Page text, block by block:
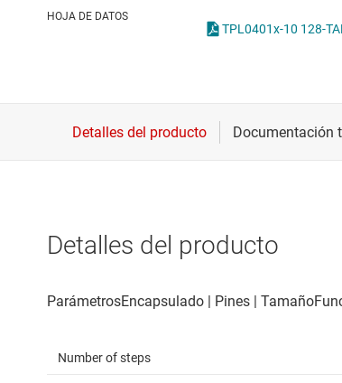
Interfaz
HOJA DE DATOS
Detalles del producto
Number of steps